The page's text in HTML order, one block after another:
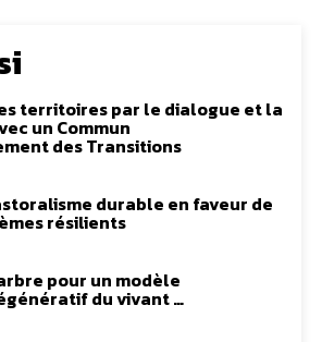
territoires par le dialogue et la
un Commun
des Transitions
durable en faveur de
résilients
pour un modèle
du vivant …